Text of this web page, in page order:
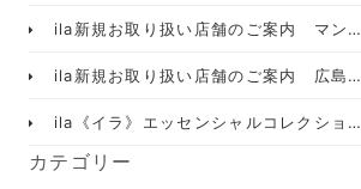
ila新規お取り扱い店舗のご案内 マン…
ila新規お取り扱い店舗のご案内 広島…
ila《イラ》エッセンシャルコレクショ…
カテゴリー